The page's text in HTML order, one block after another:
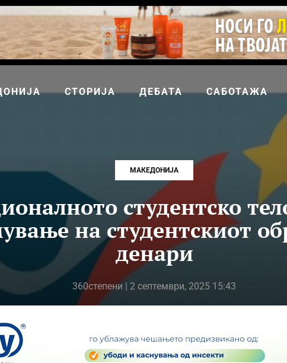
СТОРИЈА ДЕБАТА САБОТАЖА
МАКЕДОНИЈА
студентско
на студентскиот
денари
360степени | 2 септември, 2025 15:43